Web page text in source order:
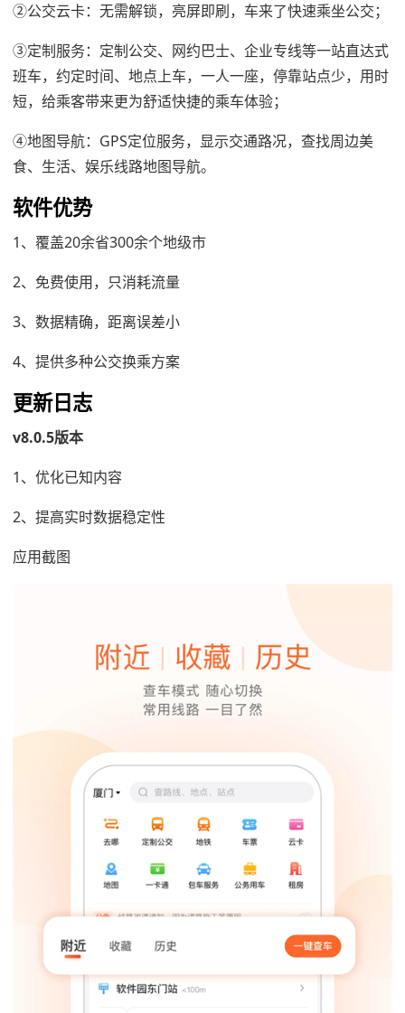
②公交云卡：无需解锁，亮屏即刷，车来了快速乘坐公交；
③定制服务：定制公交、网约巴士、企业专线等一站直达式
班车，约定时间、地点上车，一人一座，停靠站点少，用时
短，给乘客带来更为舒适快捷的乘车体验；
④地图导航：GPS定位服务，显示交通路况，查找周边美
食、生活、娱乐线路地图导航。
软件优势
1、覆盖20余省300余个地级市
2、免费使用，只消耗流量
3、数据精确，距离误差小
4、提供多种公交换乘方案
更新日志
v8.0.5版本
1、优化已知内容
2、提高实时数据稳定性
应用截图